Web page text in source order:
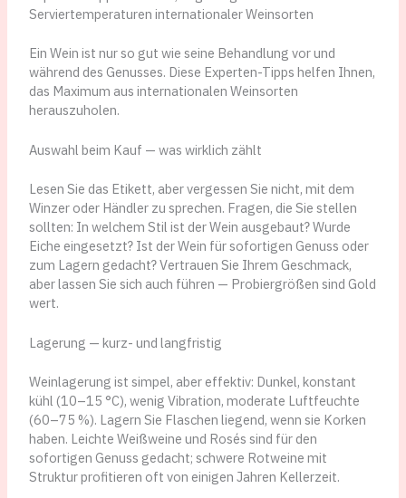
Serviertemperaturen internationaler Weinsorten
Ein Wein ist nur so gut wie seine Behandlung vor und
während des Genusses. Diese Experten-Tipps helfen Ihnen,
das Maximum aus internationalen Weinsorten
herauszuholen.
Auswahl beim Kauf — was wirklich zählt
Lesen Sie das Etikett, aber vergessen Sie nicht, mit dem
Winzer oder Händler zu sprechen. Fragen, die Sie stellen
sollten: In welchem Stil ist der Wein ausgebaut? Wurde
Eiche eingesetzt? Ist der Wein für sofortigen Genuss oder
zum Lagern gedacht? Vertrauen Sie Ihrem Geschmack,
aber lassen Sie sich auch führen — Probiergrößen sind Gold
wert.
Lagerung — kurz- und langfristig
Weinlagerung ist simpel, aber effektiv: Dunkel, konstant
kühl (10–15 °C), wenig Vibration, moderate Luftfeuchte
(60–75 %). Lagern Sie Flaschen liegend, wenn sie Korken
haben. Leichte Weißweine und Rosés sind für den
sofortigen Genuss gedacht; schwere Rotweine mit
Struktur profitieren oft von einigen Jahren Kellerzeit.